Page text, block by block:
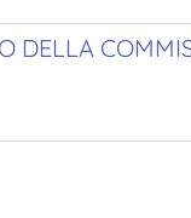
DELLA